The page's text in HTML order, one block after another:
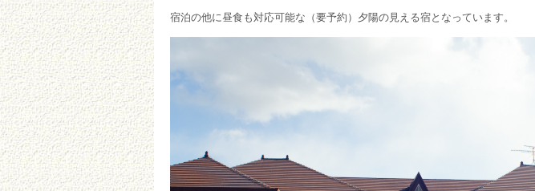
宿泊の他に昼食も対応可能な（要予約）夕陽の見える宿となっています。